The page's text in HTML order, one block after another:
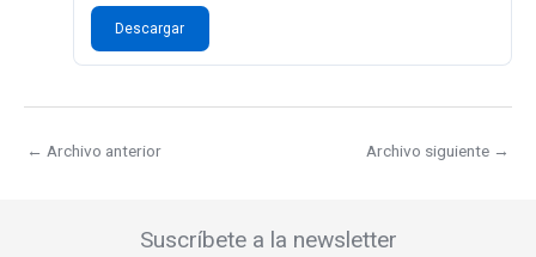
Descargar
← Archivo anterior Archivo siguiente →
Suscríbete a la newsletter